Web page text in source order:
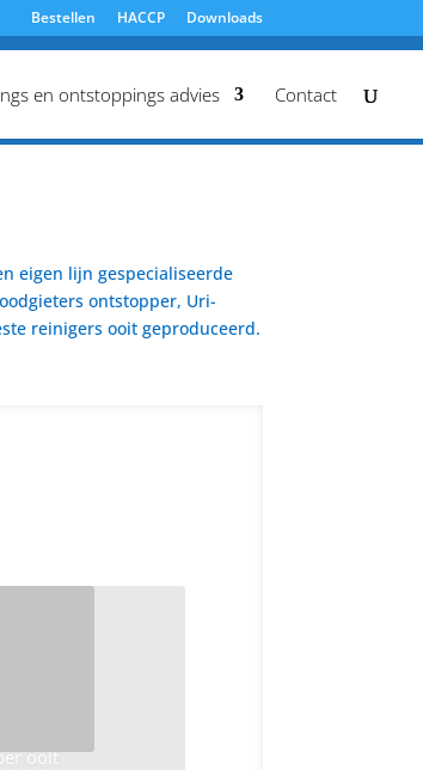
Bestellen HACCP Downloads
en ontstoppings advies Contact
eigen lijn gespecialiseerde
ontstopper, Uri-
reinigers ooit geproduceerd.
ooit